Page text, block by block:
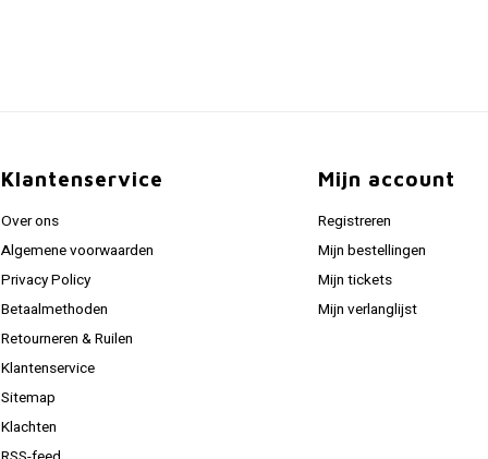
Klantenservice
Over ons
Algemene voorwaarden
Privacy Policy
Betaalmethoden
Retourneren & Ruilen
Klantenservice
Sitemap
Klachten
Mijn account
Registreren
Mijn bestellingen
Mijn tickets
Mijn verlanglijst